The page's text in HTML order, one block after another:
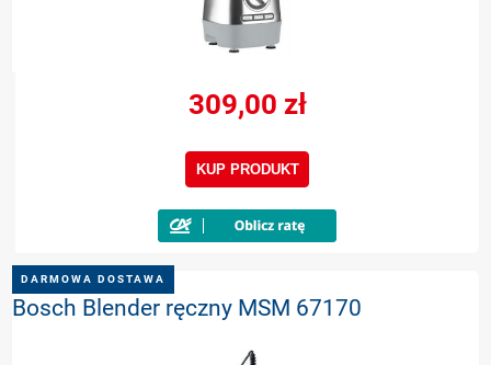
309,00 zł
KUP PRODUKT
Bosch Blender ręczny MSM 67170
DARMOWA DOSTAWA